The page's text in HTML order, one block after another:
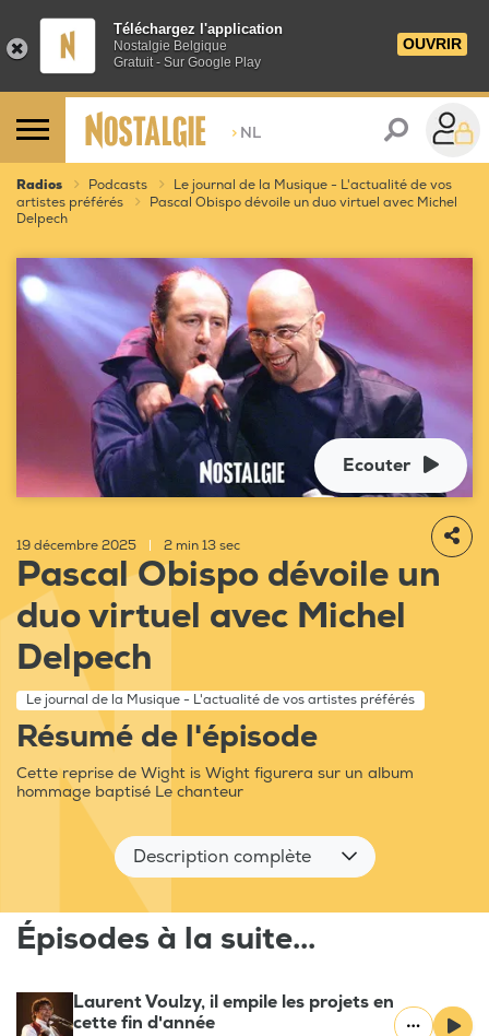
Téléchargez l'application
Nostalgie Belgique
Gratuit - Sur Google Play
OUVRIR
> NL
Radios Podcasts
Le journal de la Musique - L'actualité de vos
artistes préférés
Pascal Obispo dévoile un duo virtuel avec Michel
Delpech
Ecouter
19 décembre 2025 2 min 13 sec
Pascal Obispo dévoile un
duo virtuel avec Michel
Delpech
Le journal de la Musique - L'actualité de vos artistes préférés
Résumé de l'épisode
Cette reprise de Wight is Wight figurera sur un album
hommage baptisé Le chanteur
Description complète
Épisodes à la suite...
Laurent Voulzy, il empile les projets en
cette fin d'année